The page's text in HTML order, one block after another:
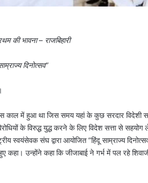
की भावना – राजबिहारी
दिनोत्सव”
काल में हुआ था जिस समय यहां के कुछ सरदार विदेशी
के विरुद्ध युद्ध करने के लिए विदेश सत्ता से
स्वयंसेवक संघ द्वारा आयोजित “हिंदू साम्राज्य
कहा। उन्होंने कहा कि जीजाबाई ने गर्भ में पल रहे